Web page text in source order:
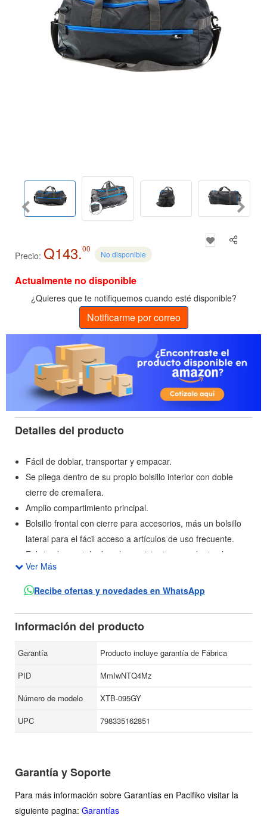
Precio: Q143.00
No disponible
Actualmente no disponible
¿Quieres que te notifiquemos cuando esté disponible?
Notificarme por correo
Detalles del producto
Fácil de doblar, transportar y empacar.
Se pliega dentro de su propio bolsillo interior con doble
cierre de cremallera.
Amplio compartimiento principal.
Bolsillo frontal con cierre para accesorios, más un bolsillo
lateral para el fácil acceso a artículos de uso frecuente.
Fabricado con tela de nylon resistente y repelente al agua.
Asas integradas en la parte superior, más un tirante
ajustable y desmontable para el hombro.
24x19,5x3cm.
Compartimientos principales: Dos.
Bolsillo para accesorios: Uno.
Color: Gris.
Ver Más
Recibe ofertas y novedades en WhatsApp
Información del producto
Garantía
Producto incluye garantía de Fábrica
PID
MmIwNTQ4Mz
Número de modelo
XTB-095GY
UPC
798335162851
Garantía y Soporte
Para más información sobre Garantías en Pacifiko visitar la
siguiente pagina: Garantías